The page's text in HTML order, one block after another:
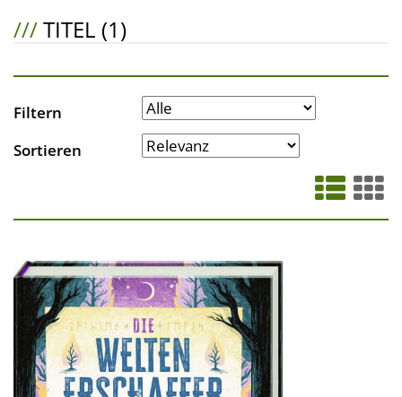
///TITEL (1)
Filtern
Sortieren